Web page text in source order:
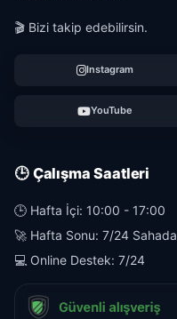
🎬 Bizi takip edebilirsin.
Instagram
YouTube
🕒 Çalışma Saatleri
🕒 Hafta İçi: 10:00 - 17:00
🚀 Hafta Sonu: 7/24 Sahada
💻 Online Destek: 7/24